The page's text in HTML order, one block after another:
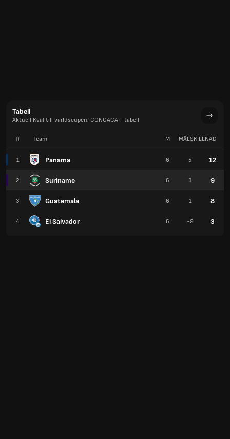
Tabell
Aktuell Kval till världscupen: CONCACAF-tabell
# Team
1 Panama
2 Suriname
3 Guatemala
4 El Salvador
M MÅLSKILLNAD
6 5 12
6 3 9
6 1 8
6 -9 3